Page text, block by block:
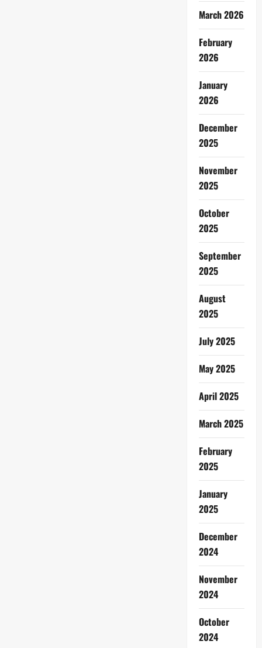
March 2026
February
2026
January
2026
December
2025
November
2025
October
2025
September
2025
August
2025
July 2025
May 2025
April 2025
March 2025
February
2025
January
2025
December
2024
November
2024
October
2024